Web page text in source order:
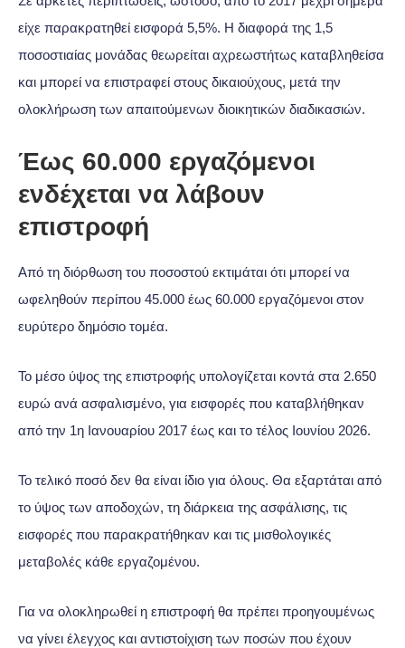
είχε παρακρατηθεί εισφορά 5,5%. Η διαφορά της 1,5
ποσοστιαίας μονάδας θεωρείται αχρεωστήτως καταβληθείσα
και μπορεί να επιστραφεί στους δικαιούχους, μετά την
ολοκλήρωση των απαιτούμενων διοικητικών διαδικασιών.
Έως 60.000 εργαζόμενοι
ενδέχεται να λάβουν
επιστροφή
Από τη διόρθωση του ποσοστού εκτιμάται ότι μπορεί να
ωφεληθούν περίπου 45.000 έως 60.000 εργαζόμενοι στον
ευρύτερο δημόσιο τομέα.
Το μέσο ύψος της επιστροφής υπολογίζεται κοντά στα 2.650
ευρώ ανά ασφαλισμένο, για εισφορές που καταβλήθηκαν
από την 1η Ιανουαρίου 2017 έως και το τέλος Ιουνίου 2026.
Το τελικό ποσό δεν θα είναι ίδιο για όλους. Θα εξαρτάται από
το ύψος των αποδοχών, τη διάρκεια της ασφάλισης, τις
εισφορές που παρακρατήθηκαν και τις μισθολογικές
μεταβολές κάθε εργαζομένου.
Για να ολοκληρωθεί η επιστροφή θα πρέπει προηγουμένως
να γίνει έλεγχος και αντιστοίχιση των ποσών που έχουν